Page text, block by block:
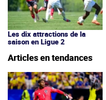
Les dix attractions de la
saison en Ligue 2
Articles en tendances